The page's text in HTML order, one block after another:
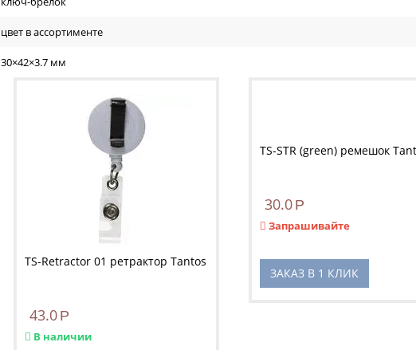
цвет в ассортименте
30×42×3.7 мм
TS-Retractor 01 ретрактор Tantos
43.0 Р
В наличии
TS-STR (green) ремешок
30.0 Р
Запрашивайте
ЗАКАЗ В 1 КЛИК